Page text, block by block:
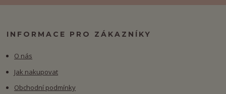
INFORMACE PRO ZÁKAZNÍKY
O nás
Jak nakupovat
Obchodní podmínky